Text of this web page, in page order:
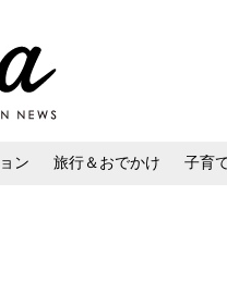
ン 旅行＆おでかけ 子育